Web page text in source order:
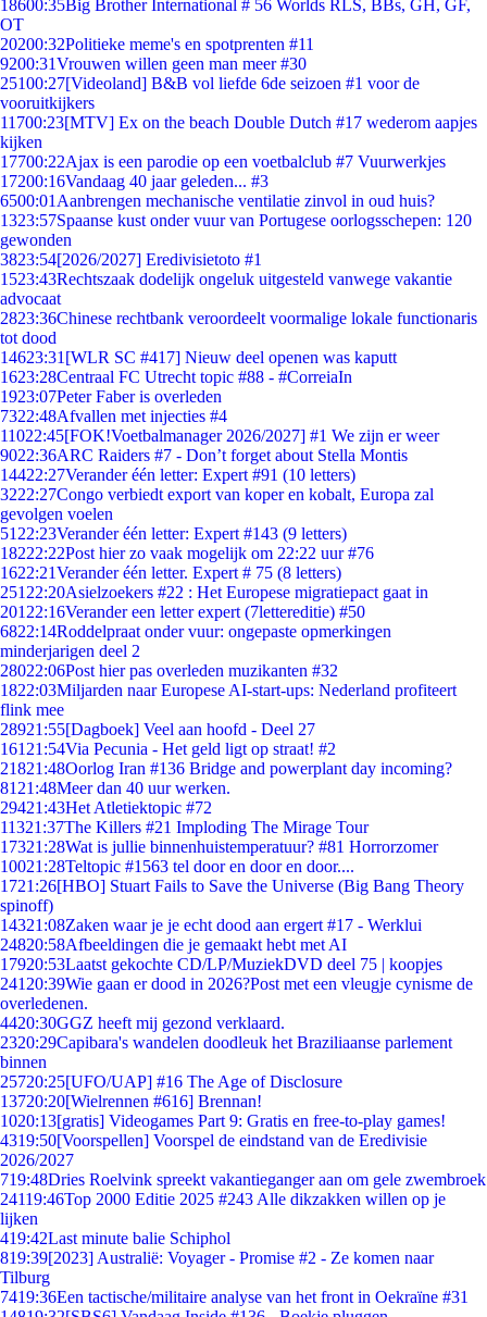
18600:35Big Brother International # 56 Worlds RLS, BBs, GH, GF,
OT
20200:32Politieke meme's en spotprenten #11
9200:31Vrouwen willen geen man meer #30
25100:27[Videoland] B&B vol liefde 6de seizoen #1 voor de
vooruitkijkers
11700:23[MTV] Ex on the beach Double Dutch #17 wederom aapjes
kijken
17700:22Ajax is een parodie op een voetbalclub #7 Vuurwerkjes
17200:16Vandaag 40 jaar geleden... #3
6500:01 Aanbrengen mechanische ventilatie zinvol in oud huis?
1323:57Spaanse kust onder vuur van Portugese oorlogsschepen: 120
gewonden
3823:54[2026/2027] Eredivisietoto #1
1523:43Rechtszaak dodelijk ongeluk uitgesteld vanwege vakantie
advocaat
2823:36Chinese rechtbank veroordeelt voormalige lokale functionaris
tot dood
14623:31 [WLR SC #417] Nieuw deel openen was kaputt
1623:28Centraal FC Utrecht topic #88 - #CorreiaIn
1923:07Peter Faber is overleden
7322:48Afvallen met injecties #4
11022:45[FOK!Voetbalmanager 2026/2027] #1 We zijn er weer
9022:36ARC Raiders #7 - Don’t forget about Stella Montis
14422:27Verander één letter: Expert #91 (10 letters)
3222:27Congo verbiedt export van koper en kobalt, Europa zal
gevolgen voelen
51 22:23Verander één letter: Expert #143 (9 letters)
18222:22Post hier zo vaak mogelijk om 22:22 uur #76
1622:21Verander één letter. Expert # 75 (8 letters)
251 22:20Asielzoekers #22 : Het Europese migratiepact gaat in
201 22:16Verander een letter expert (7lettereditie) #50
6822:14Roddelpraat onder vuur: ongepaste opmerkingen
minderjarigen deel 2
28022:06Post hier pas overleden muzikanten #32
1822:03Miljarden naar Europese AI-start-ups: Nederland profiteert
flink mee
28921:55[Dagboek] Veel aan hoofd - Deel 27
161 21:54Via Pecunia - Het geld ligt op straat! #2
21821:48Oorlog Iran #136 Bridge and powerplant day incoming?
81 21:48Meer dan 40 uur werken.
29421:43Het Atletiektopic #72
11321:37The Killers #21 Imploding The Mirage Tour
17321:28Wat is jullie binnenhuistemperatuur? #81 Horrorzomer
10021:28Teltopic #1563 tel door en door en door....
1721:26[HBO] Stuart Fails to Save the Universe (Big Bang Theory
spinoff)
14321:08Zaken waar je je echt dood aan ergert #17 - Werklui
24820:58Afbeeldingen die je gemaakt hebt met AI
17920:53Laatst gekochte CD/LP/MuziekDVD deel 75 | koopjes
241 20:39Wie gaan er dood in 2026?Post met een vleugje cynisme de
overledenen.
4420:30GGZ heeft mij gezond verklaard.
2320:29Capibara's wandelen doodleuk het Braziliaanse parlement
binnen
25720:25[UFO/UAP] #16 The Age of Disclosure
13720:20[Wielrennen #616] Brennan!
1020:13[gratis] Videogames Part 9: Gratis en free-to-play games!
4319:50[Voorspellen] Voorspel de eindstand van de Eredivisie
2026/2027
719:48Dries Roelvink spreekt vakantieganger aan om gele zwembroek
24119:46Top 2000 Editie 2025 #243 Alle dikzakken willen op je
lijken
419:42Last minute balie Schiphol
819:39[2023] Australië: Voyager - Promise #2 - Ze komen naar
Tilburg
7419:36Een tactische/militaire analyse van het front in Oekraïne #31